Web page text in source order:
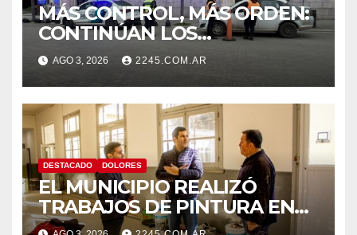
MÁS CONTROL, MÁS ORDEN:
CONTINÚAN LOS
OPERATIVOS PREVENTIVOS
DE TRÁNSITO EN DOLORES
AGO 3, 2026 2245.COM.AR
DESTACADO DOLORES
EL MUNICIPIO REALIZÓ
TRABAJOS DE PINTURA EN
LA ESCUELA N.º 10